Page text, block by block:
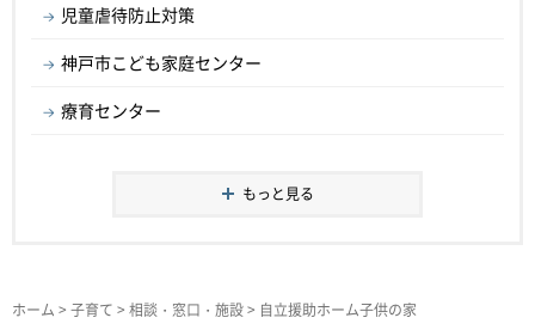
児童虐待防止対策
神戸市こども家庭センター
療育センター
もっと見る
ホーム > 子育て > 相談・窓口・施設> 自立援助ホーム子供の家